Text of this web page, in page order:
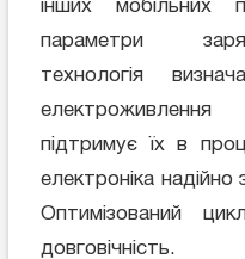
інших мобільних
параметри
технологія
підтримує їх в
електроніка
Оптимізований
довговічність.